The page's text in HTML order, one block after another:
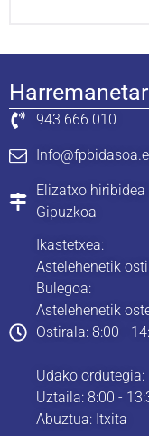
943 666 010
Elizatxo hiribidea
Gipuzkoa
Ikastetxea:
Astelehenetik
Bulegoa:
Astelehenetik
Ostirala: 8:00 -
Udako ordutegia:
Uztaila: 8:00 -
Abuztua: Itxita